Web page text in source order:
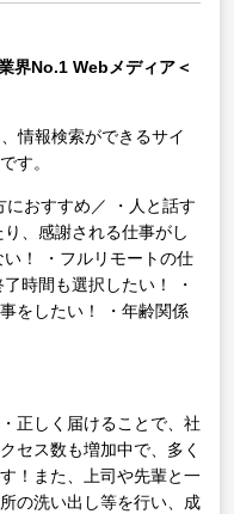
界No.1 Webメディア＜
情報検索ができるサイ
す。
におすすめ／
・人と話す
り、感謝される仕事がし
！
・フルリモートの仕
時間も選択したい！
・
をしたい！
・年齢関係
正しく届けることで、社
セス数も増加中で、多く
！また、上司や先輩と一
の洗い出し等を行い、成